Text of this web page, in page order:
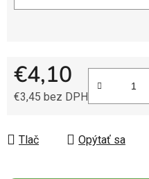
€4,10
€3,45 bez DPH
Tlač Opýtať sa